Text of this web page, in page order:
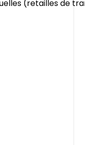
(retailles de